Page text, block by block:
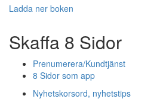
Ladda ner boken
Skaffa 8 Sidor
Prenumerera/Kundtjänst
8 Sidor som app
Nyhetskorsord, nyhetstips